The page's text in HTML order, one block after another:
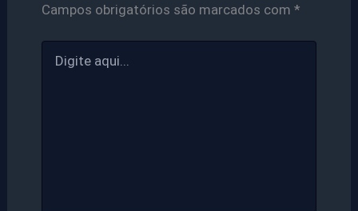
Campos obrigatórios são marcados com *
aqui...